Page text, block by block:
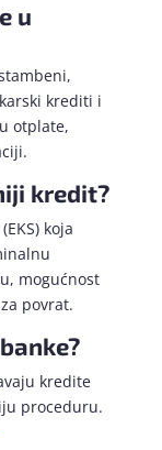
u
krediti i
otplate,
kredit?
koja
mogućnost
povrat.
kredite
proceduru.